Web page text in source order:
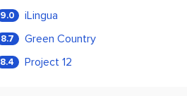
9.0 iLingua
8.7 Green Country
8.4 Project 12